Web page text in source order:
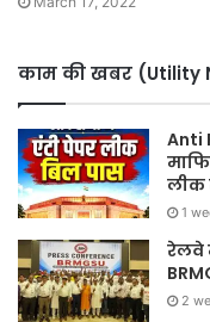
काम की खबर (Utility
Anti
लीक
1
रेलवे
2